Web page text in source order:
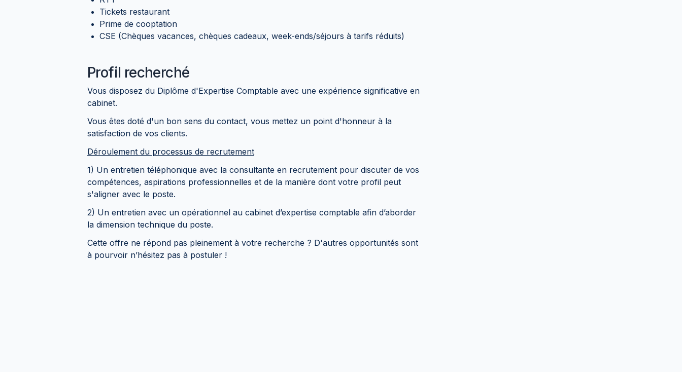
Tickets restaurant
Prime de cooptation
CSE (Chèques vacances, chèques cadeaux, week-ends/séjours à tarifs réduits)
Profil recherché
Vous disposez du Diplôme d'Expertise Comptable avec une expérience significative en
cabinet.
Vous êtes doté d'un bon sens du contact, vous mettez un point d'honneur à la
satisfaction de vos clients.
Déroulement du processus de recrutement
1) Un entretien téléphonique avec la consultante en recrutement pour discuter de vos
compétences, aspirations professionnelles et de la manière dont votre profil peut
s'aligner avec le poste.
2) Un entretien avec un opérationnel au cabinet d’expertise comptable afin d’aborder
la dimension technique du poste.
Cette offre ne répond pas pleinement à votre recherche ? D'autres opportunités sont
à pourvoir n’hésitez pas à postuler !